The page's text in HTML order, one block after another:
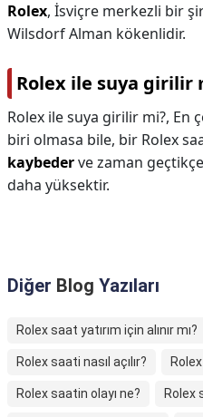
Rolex, İsviçre merkezli bir
Wilsdorf Alman kökenlidir.
Rolex ile suya girilir
Rolex ile suya girilir mi?, En
biri olmasa bile, bir Rolex
kaybederve zaman
daha yüksektir.
Diğer Blog Yazıları
Rolex saat yatırım için alınır mı?
Rolex saati nasıl açılır?
Rolex saatin olayı ne? Rolex